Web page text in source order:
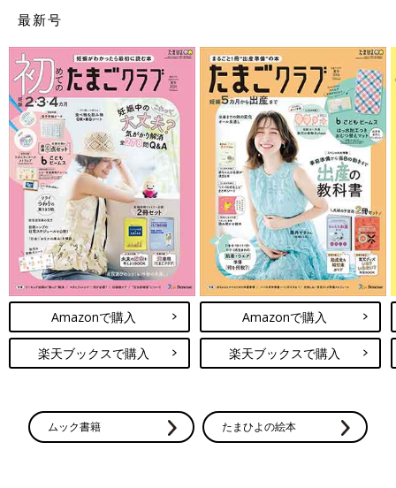
最新号
Amazonで購入
楽天ブックスで購入
Amazonで購入
楽天ブックスで購入
ムック書籍 たまひよの絵本